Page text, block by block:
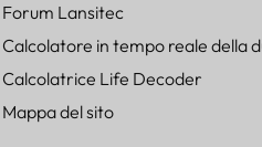
Forum Lansitec
Calcolatore in tempo reale della
Calcolatrice Life Decoder
Mappa del sito